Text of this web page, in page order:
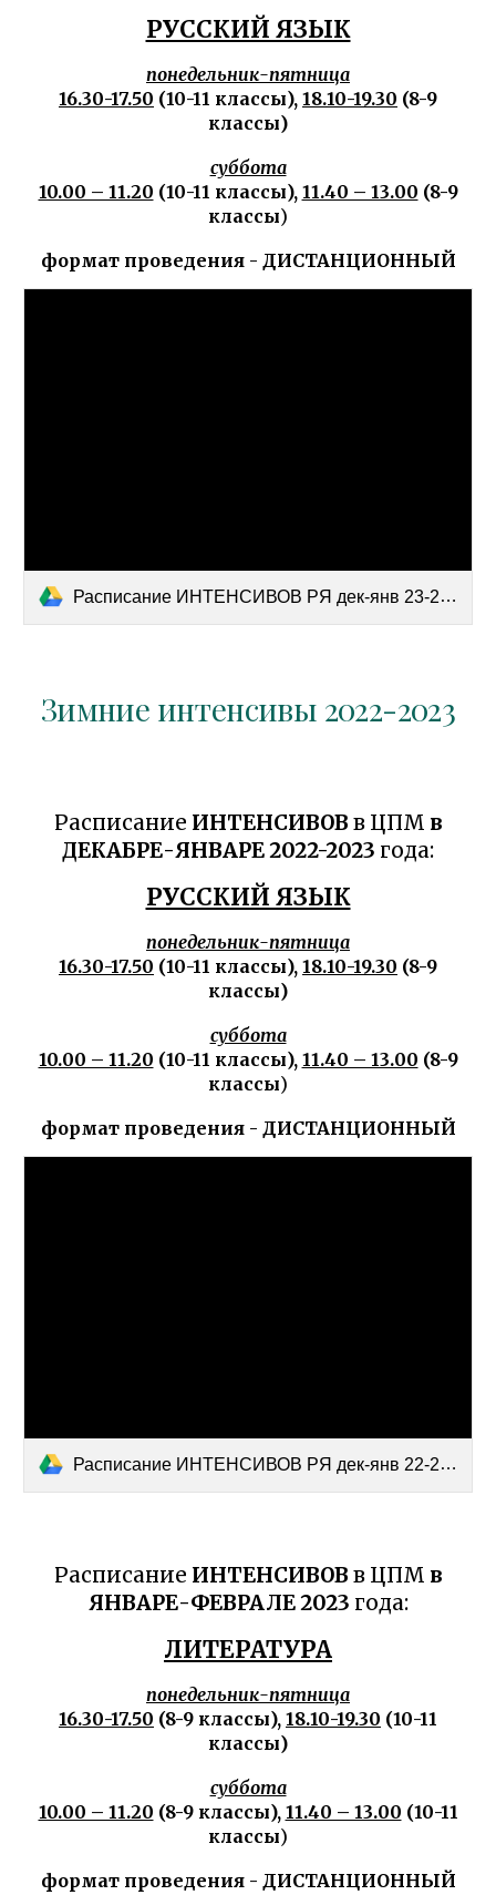
РУССКИЙ ЯЗЫК
понедельник-пятница
16.30-17.50 (10-11 классы), 18.10-19.30 (8-9
классы)
суббота
10.00 – 11.20 (10-11 классы), 11.40 – 13.00 (8-9
классы)
формат проведения - ДИСТАНЦИОННЫЙ
Расписание ИНТЕНСИВОВ РЯ дек-янв 23-24.docx
Зимние интенсивы 2022-2023
Расписание ИНТЕНСИВОВ в ЦПМ в
ДЕКАБРЕ-ЯНВАРЕ 2022-2023 года:
РУССКИЙ ЯЗЫК
понедельник-пятница
16.30-17.50 (10-11 классы), 18.10-19.30 (8-9
классы)
суббота
10.00 – 11.20 (10-11 классы), 11.40 – 13.00 (8-9
классы)
формат проведения - ДИСТАНЦИОННЫЙ
Расписание ИНТЕНСИВОВ РЯ дек-янв 22-23.docx
Расписание ИНТЕНСИВОВ в ЦПМ в
ЯНВАРЕ-ФЕВРАЛЕ 2023 года:
ЛИТЕРАТУРА
понедельник-пятница
16.30-17.50 (8-9 классы), 18.10-19.30 (10-11
классы)
суббота
10.00 – 11.20 (8-9 классы), 11.40 – 13.00 (10-11
классы)
формат проведения - ДИСТАНЦИОННЫЙ